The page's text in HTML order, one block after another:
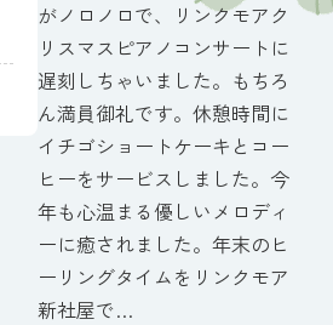
がノロノロで、リンクモアク
リスマスピアノコンサートに
遅刻しちゃいました。もちろ
ん満員御礼です。休憩時間に
イチゴショートケーキとコー
ヒーをサービスしました。今
年も心温まる優しいメロディ
ーに癒されました。年末のヒ
ーリングタイムをリンクモア
新社屋で…